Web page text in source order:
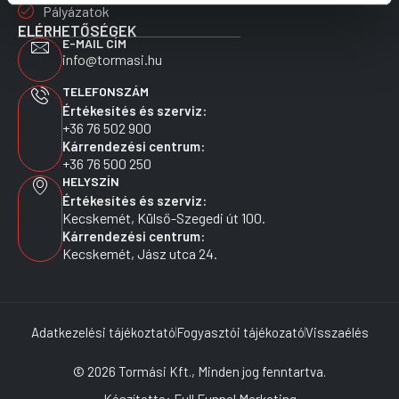
Pályázatok
ELÉRHETŐSÉGEK
E-MAIL CÍM
info@tormasi.hu
TELEFONSZÁM
Értékesítés és szerviz:
+36 76 502 900
Kárrendezési centrum:
+36 76 500 250
HELYSZÍN
Értékesítés és szerviz:
Kecskemét, Külső-Szegedi út 100.
Kárrendezési centrum:
Kecskemét, Jász utca 24.
© 2026 Tormási Kft., Minden jog fenntartva.
Adatkezelési tájékoztatóFogyasztói tájékozatóVisszaélés